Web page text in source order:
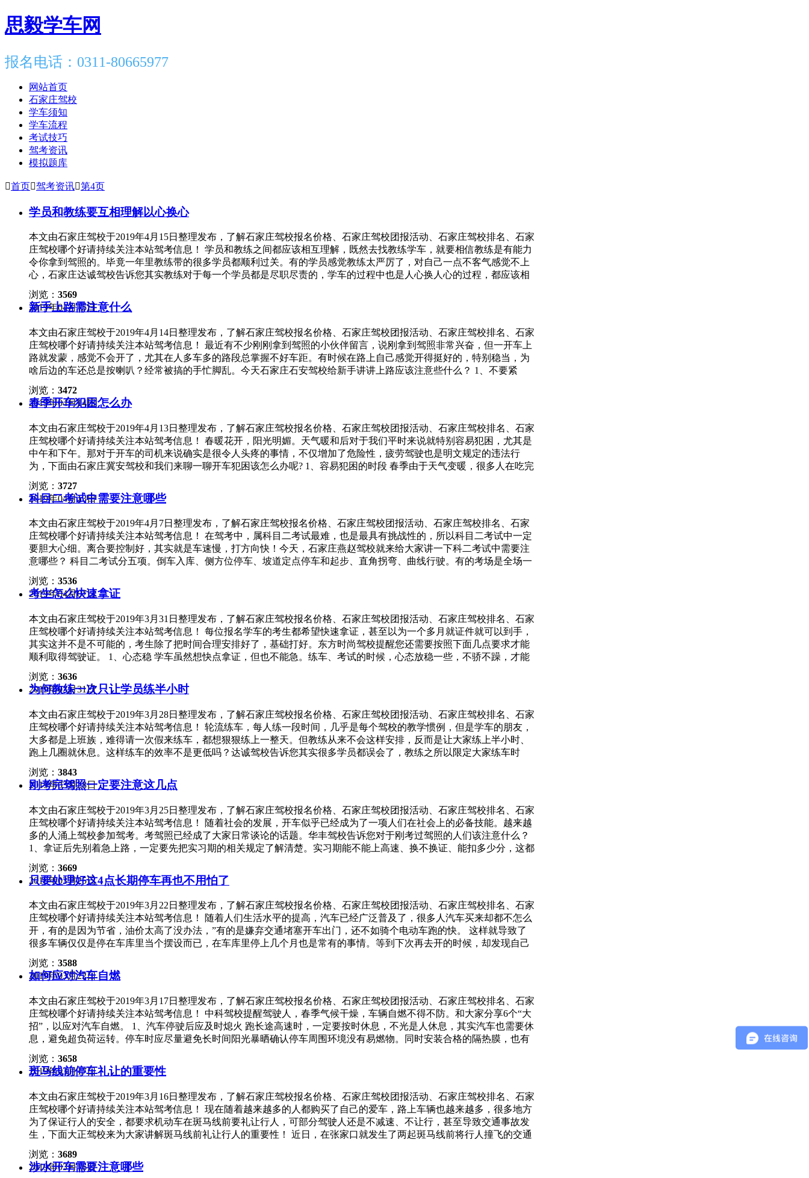
思毅学车网
报名电话：0311-80665977
网站首页
石家庄驾校
学车须知
学车流程
考试技巧
驾考资讯
模拟题库
首页驾考资讯第4页
学员和教练要互相理解以心换心
本文由石家庄驾校于2019年4月15日整理发布，了解石家庄驾校报名价格、石家庄驾校团报活动、石家庄驾校排名、石家
庄驾校哪个好请持续关注本站驾考信息！ 学员和教练之间都应该相互理解，既然去找教练学车，就要相信教练是有能力
令你拿到驾照的。毕竟一年里教练带的很多学员都顺利过关。有的学员感觉教练太严厉了，对自己一点不客气感觉不上
心，石家庄达诚驾校告诉您其实教练对于每一个学员都是尽职尽责的，学车的过程中也是人心换人心的过程，都应该相
互理解。 1：学员用心听讲，教练用心讲解‍ 学员能够用心听教练的讲解，完全按照教练的要求来做，教练当然愿意倾囊
相授。 【反面】自认为会了，自认为没问题，教练说什么也听不进去，教练自然也不白费口舌。 2：学员勤奋练车，教
练勤奋教学 只要教练安排，学员就到训练场勤奋练车，教练在教学的时候，自然也会更加频繁的指导。 【反面】练一次
车，十天半月见不着人，即使教练多加指导，好久以后再来，也都忘得差不多了，教练也是做无用功。 3：学员认真操
作，教练认真指导 在车上练习的时候，学员认真完成每一个操作，不管做得好不好，教练都会紧盯学员手脚，指出每一
个不足之处。 【反面】车上操作很随意，想起什么做什么，忘了、漏了、错了，自己都不在乎——这样教练能帮上什么
忙？并且因为这种随意的态度，教练大部分精力都得放在行车安全上。 人心都是相互的，学员与教练也是相互的双方齐
心协力，才能通过驾考。学员不在意，教练再怎么用心也是徒劳。希望每一位学员，都能认真学车，教练教学才能更愿
意。
浏览： 3569
2019年04月15日
新手上路需注意什么
本文由石家庄驾校于2019年4月14日整理发布，了解石家庄驾校报名价格、石家庄驾校团报活动、石家庄驾校排名、石家
庄驾校哪个好请持续关注本站驾考信息！ 最近有不少刚刚拿到驾照的小伙伴留言，说刚拿到驾照非常兴奋，但一开车上
路就发蒙，感觉不会开了，尤其在人多车多的路段总掌握不好车距。有时候在路上自己感觉开得挺好的，特别稳当，为
啥后边的车还总是按喇叭？经常被搞的手忙脚乱。今天石家庄石安驾校给新手讲讲上路应该注意些什么？ 1、不要紧
张。新手上路时，往往会出现车速慢、熄火等问题，这时候往往会听到后面的车催促的鸣笛声。那么这时候你要注意
了，千万不要紧张，紧张只会让事情变得更加糟糕。 2、使用车灯。学会在各种情况下使用各种灯。比如转向灯不止是
在拐弯时使用，变道时也要打转向灯，让前车后车知道你的意图。 3、使用喇叭。使用喇叭可以达到提醒的效果。比如
超车时提醒前车你要超车了，不要随意变道，或者提醒行人 注意车辆。 4、保持车距。要有前车随时可能刹车的心理准
备，也要有侧面车辆随意可能变道的准备。时刻提醒自己，要小心驾驶，不可鲁莽。 5、夜间行车。夜间行车时，在灯
光较好的路段使用远光灯，在灯光较差的路段使用近光灯。这里需要说明的是，由于远光灯会对迎面行驶的车辆造成影
响，因此当对面有车行来时，务必切换近光灯。当对面车辆打着远光灯时，我们应该切换近光远光灯来提醒对方切换为
近光灯。 6、巧用后视镜。行车时多观察后视镜，了解后方车辆是否有超车意图等情况，避免在不知情变道时导致交通
事故。 7、注意视野盲区。驾驶过程中有很多情况下会遇到视野盲区，需要特备注意。比如低坡上高坡时，高坡上的情
况是观察不到的；比如拐弯方向有遮挡物时，拐弯方向处的视线也是很有限的；比如前方侧方有大车时，大车另一面的
浏览： 3472
2019年04月14日
春季开车犯困怎么办
本文由石家庄驾校于2019年4月13日整理发布，了解石家庄驾校报名价格、石家庄驾校团报活动、石家庄驾校排名、石家
庄驾校哪个好请持续关注本站驾考信息！ 春暖花开，阳光明媚。天气暖和后对于我们平时来说就特别容易犯困，尤其是
中午和下午。那对于开车的司机来说确实是很令人头疼的事情，不仅增加了危险性，疲劳驾驶也是明文规定的违法行
为，下面由石家庄冀安驾校和我们来聊一聊开车犯困该怎么办呢? 1、容易犯困的时段 春季由于天气变暖，很多人在吃完
午饭后就会开始打瞌睡，尤其是在下午1点至3点这段时间司机朋友们开车时比较枯燥，被太阳晒的时间比较长，更容易
出现犯困情况。 2、防止犯困的常规方法 喝红牛、咖啡等可以提神的饮料。说到防止犯困，可能大部分人首先想到的就
是喝咖啡、红牛等可以提神的饮料。咖啡里含有咖啡因，能够兴奋神经、祛除疲劳；而红牛中除了含有咖啡因，还有维
生素B，也可以起到提神醒脑的作用。 3、合理安排休息时间 防止白天犯困的最有效的办法就是合理安排休息时间。如
果知道第二天需要开车出行，那么前一晚就可以早些休息，睡眠充足后第二天就不至于犯困了。在开车过程中如果实在
困得睁不开眼，建议大家可以把车开到安全的地方，小睡一会儿再出发。在城市道路上驾驶，可以就近找一个有人看守
的停车场休息，这样既可以休息也可以保证财产安全，如果在高速路开车的朋友可以选择把车停在最近的服务区内休
息。 不过咖啡不能空腹，否则会加重心脏负担，引起身体的不适，适得其反。很多老司机夜间开车前会先喝一大杯新沏
的浓茶，并且在开车的过程中也时不时喝上几口茶来提神。建议大家如果想喝茶防止犯困的话，一定要喝新沏的浓茶。
4、冰敷/凉水洗脸 冰敷或用凉水洗脸可以有效的防止犯困，也是人们经常使用的方法之一。在开车前准备一瓶冰冻的矿
效果。
浏览： 3727
2019年04月13日
科目二考试中需要注意哪些
本文由石家庄驾校于2019年4月7日整理发布，了解石家庄驾校报名价格、石家庄驾校团报活动、石家庄驾校排名、石家
庄驾校哪个好请持续关注本站驾考信息！ 在驾考中，属科目二考试最难，也是最具有挑战性的，所以科目二考试中一定
要胆大心细。离合要控制好，其实就是车速慢，打方向快！今天，石家庄燕赵驾校就来给大家讲一下科二考试中需要注
意哪些？ 科目二考试分五项。倒车入库、侧方位停车、坡道定点停车和起步、直角拐弯、曲线行驶。有的考场是全场一
辆车考完，有的考场是分倒桩一辆车，跑路一辆车。但是都没有问题。 1、首先是难点：倒车入库。上车后一定要记住
三调：调座椅、寄安全带、调反光镜。这三点是非常重要的。上车时要记得调整车身与左线边距一米半的距离。可稍微
大点但是不可以小。 2、坡道定点停车和起步。一定要找好边距。看小反光镜距离地面线1指宽便可。停车时，小反光镜
基本与杆平行。起步切记要慢，离合半联动，稳住左脚，轻抬右脚。 3、侧方位停车。汽车开往考试点时注意车与线的
边距。保持在半米以内。看准点打方向，先右打死——回正——再右打死。不动方向，挂前进挡直接开出去，但是切记
不可以压道路边缘线，多看小镜子和反光镜。 4、曲线行驶。关键是速度慢，手脚快。记住每一个打方向的点，或者自
己找感觉的开也是可以的。首先是左车头切线——左一圈——左四分之一——车身正后马上回正——右车头切线右一圈
——观看小反光镜——右四分之一圈。稍微调整。顺利通关！！ 5、直角拐弯。直角拐弯时较简单的一项，很少人在这
一项中失分。主要是右边距控制在三十公分，然后快速盯着左车窗的玻璃花，打死方向。便会顺利过关。 注意事项：
1、速度要慢。 2、放平心态。
浏览： 3536
2019年04月07日
考生怎么快速拿证
本文由石家庄驾校于2019年3月31日整理发布，了解石家庄驾校报名价格、石家庄驾校团报活动、石家庄驾校排名、石家
庄驾校哪个好请持续关注本站驾考信息！ 每位报名学车的考生都希望快速拿证，甚至以为一个多月就证件就可以到手，
其实这并不是不可能的，考生除了把时间合理安排好了，基础打好。东方时尚驾校提醒您还需要按照下面几点要求才能
顺利取得驾驶证。 1、心态稳 学车虽然想快点拿证，但也不能急。练车、考试的时候，心态放稳一些，不骄不躁，才能
学得快、练得好、考得顺。 那些一心着急拿证的，练车都毛毛躁躁，考试更怕挂科，心理压力太大，反而影响发挥，导
致挂了一次又一次。 2、基础牢 练车，不要贪图快，不要着急练全程、拿满分，首先要把基础打牢，后面才是“势如破
竹”。 具体来说，科目二把离合练好了，科目三把换挡练熟了，然后再考虑其它的项目，这样才能练得又快又好。 3、勤
交流 有不明白的，甚至不很理解的地方，就问教练；练车等待的时候，也别只顾玩手机，多跟同学交流交流心得体会。
很多时候，都是“自以为”没问题了，不与别人交流，都发现不了自己还有很大漏洞，更不用说请教教练了。 4、细节实
教练反复强调，一些细节天天唠叨，但还是有学员不当回事总认为自己知道，到了考试稍微注意就行了。= 其实这些细
节，才是真正的学车内容、驾驶习惯。只是知道，而没有把习惯培养到身上，肯定经不住考试“电子考官”的审查。
浏览： 3636
2019年03月31日
为何教练一次只让学员练半小时
本文由石家庄驾校于2019年3月28日整理发布，了解石家庄驾校报名价格、石家庄驾校团报活动、石家庄驾校排名、石家
庄驾校哪个好请持续关注本站驾考信息！ 轮流练车，每人练一段时间，几乎是每个驾校的教学惯例，但是学车的朋友，
大多都是上班族，难得请一次假来练车，都想狠狠练上一整天。但教练从来不会这样安排，反而是让大家练上半小时、
跑上几圈就休息。这样练车的效率不是更低吗？达诚驾校告诉您其实很多学员都误会了，教练之所以限定大家练车时
间，主要有一下几个原因： 1、练多不如练精 有些学员学车心切，希望每次可以多练几个项目。虽然好学的心态值得肯
定，但练车是需要循序渐进的。就好比人吃饭，一顿吃的太多了，肯定是会消化不良。 所以，每次来练车最好只专注于
一个项目，等彻底掌握了之后，再进入下一个项目，这样能够保证学员技能扎实。 2、练车越久越低效 很多人都信奉“一
万小时定律”，觉得一件事只要做的够多够久，就能出效果。但在考驾照时，情况反而是恰恰相反的。 有心理研究表
明，人持续集中精力的时间无法超过45分钟。一旦练车时间过长，学员就会感到疲惫，从而产生懈怠，技术动作也不按
标准来做了，学习效率也大打折扣。 在练车时间有限的情况下，如何才能让自己学到更多呢？ 1、做好准备工作 上车练
习前，先在想想今天重点要练的内容，把每一个环节和步骤先在脑子里过一遍。这样可以避免上车后手忙脚乱，练车时
没有条理、没有侧重点等问题。 2、额外补课 考虑到有些学员比较害羞，即便心存疑问，在练车场也不好意思问别人。
遇到这种情况，也可以选择自己上网看学车视频。 3、多观察多思考 轮到别人练车时，学员可以跟在车子边上进行观
摩。置身车外时，有些教练指出的问题，就可以看得更加清晰明了。 另外，练完车后可以找教练或其他学员进行交流，
浏览： 3843
2019年03月28日
刚考完驾照一定要注意这几点
本文由石家庄驾校于2019年3月25日整理发布，了解石家庄驾校报名价格、石家庄驾校团报活动、石家庄驾校排名、石家
庄驾校哪个好请持续关注本站驾考信息！ 随着社会的发展，开车似乎已经成为了一项人们在社会上的必备技能。越来越
多的人涌上驾校参加驾考。考驾照已经成了大家日常谈论的话题。华丰驾校告诉您对于刚考过驾照的人们该注意什么？
1、拿证后先别着急上路，一定要先把实习期的相关规定了解清楚。实习期能不能上高速、换不换证、能扣多少分，这都
是写上白纸黑字的条例，可别刚拿证就被“遣回”。 2、宁等一分钟，不抢一秒钟。当看到绿灯倒数时，是不是心痒？忍
不住就加快车速，想冲过最后几秒。 但危险往往都是在这几秒发生，如果突然在一旁窜出行人或车辆，到时一慌乱来不
及制动，就可能造成惨剧。 3、拿证上路后，一定要保持开车人的素质。懂得礼让路人、不抱怨，这些虽然听起来容
易，但实际上能真正做到的却没几个。 4、学车可以有下不为例，开车却没有。在驾校的时候，一旦犯了错或有危险的
兆头，教练能帮你杜绝危险。 可当独自上路，没有教练在旁踩刹车，一切都要靠自己，所以更要谨慎行驶。你的每一个
动作都可能关连着生命，不仅要对自己生命负责，还要为他人负责。 “道路千万条，安全第一条，行车不规范，亲人两
行泪”。拿证的学员行车时务必注意以上四点。在此，也祝福我们的学员未来驾驶一路平安！
浏览： 3669
2019年03月25日
只要处理好这4点长期停车再也不用怕了
本文由石家庄驾校于2019年3月22日整理发布，了解石家庄驾校报名价格、石家庄驾校团报活动、石家庄驾校排名、石家
庄驾校哪个好请持续关注本站驾考信息！ 随着人们生活水平的提高，汽车已经广泛普及了，很多人汽车买来却都不怎么
开，有的是因为节省，油价太高了没办法，”有的是嫌弃交通堵塞开车出门，还不如骑个电动车跑的快。 这样就导致了
很多车辆仅仅是停在车库里当个摆设而已，在车库里停上几个月也是常有的事情。等到下次再去开的时候，却发现自己
的车比人家天天跑的车还要破旧，上车后还会发现汽车的性能也变差了，甚至连发动机都有些异响，所以说汽车要经常
开，不说天天开，起码也要十天半月开一次，不然越放在那越容易坏。汽车不怕开就怕停，名都驾校告诉您只要处理好
这4点，长期停车再也不用怕了！ 1、车身外观处理 长时间的车辆停放，对于车身外观来说无疑是最为“致命”的，要是停
在车库里还好，最多也就是一些灰尘，但是时间久了灰尘会从各种小地方钻进你的车内，就连座位上都全是灰。其实最
怕的还是停在路边停车位上，风吹日晒雨淋，还会有些树叶鸟粪等各种各样的异物，特别是树叶，一旦时间久了树叶腐
烂就会将颜色渗透到车身的车漆里去，弄得车身全是斑点，这里一块颜色那里一块颜色的，十分的不美观。所以提醒大
家，不得已要长时间停车的话，最好是用车衣，也就是平常大家口中的车罩，将车辆罩住，这样可以有效的防止灰尘等
一些异物弄在车身上，在下次使用时，还是和刚罩上时那样干净，最多也就是一点点灰尘。 2、汽车电瓶 相信大家都知
道电瓶没电了就无法启动车辆，假如你长时间停放车辆的话，电瓶也会没电的，不要以为熄火了电瓶也就停止工作了，
车上还是有很多东西会慢慢的消耗掉电瓶里的电量，比如点烟器。一旦电瓶电量消耗完了，下次使用的时候只有打电话
时再插上，这样就可以有效地避免电瓶没电的问题！ 3、汽车轮胎 长时间的停车对轮胎的损害也是十分大的，毕竟轮胎
都是橡胶做的，时间一久肯定会老化，除此之外轮胎是直接和地面接触的零部件，就算罩上了车罩也避免不了，如此长
时间的停放会导致轮胎变形，存在着很大的安全隐患。所以建议大家在长时间停放前给轮胎充足气，胎压要比平时使用
的高一点，这样便可以减轻轮胎损坏或变形。 4、汽车机油 众所周知，机油的作用就是为了保护车内部零件的氧化，长
油放干，其实这种做法是不对的，一旦失去了机油，汽车内部的零件就会发生氧化，所以建议大家延长保养的周期，下
次使用的时候换一套机油，不然修车的费用可不是一瓶机油能比的。 当然这也离不开平时对车辆的保养，养成一个良好
浏览： 3588
2019年03月22日
如何应对汽车自燃
本文由石家庄驾校于2019年3月17日整理发布，了解石家庄驾校报名价格、石家庄驾校团报活动、石家庄驾校排名、石家
庄驾校哪个好请持续关注本站驾考信息！ 中科驾校提醒驾驶人，春季气候干燥，车辆自燃不得不防。和大家分享6个“大
招”，以应对汽车自燃。 1、汽车停驶后应及时熄火 跑长途高速时，一定要按时休息，不光是人休息，其实汽车也需要休
息，避免超负荷运转。停车时应尽量避免长时间阳光暴晒确认停车周围环境没有易燃物。同时安装合格的隔热膜，也有
助于防止车内温度过高。 2、远离易燃危险品 不要在车内放置易燃物品，如打火机、车载香水等，更不要在车内放汽油
等危险品，同时注意保持发动机的清洁，因为油垢能加速高火线圈导线或火花塞漏电，且在高温情况下很容易挥发汽
油，遇有搭铁等引发的电火花等会引发火灾。 3、做好日常检查 要经常检查车辆电器设备线路以及各种油管是否有隐
患，要勤于保养。长途自驾之前，最好到专业门店进行检查保养。 4、配备有效灭火器 如果行驶过程中发生火灾，首先
尽快报警，并用车内的灭火器做初步灭火。所以，平时一定注意检查灭火器是否超过使用年限。 5、杜绝私自改装汽车
现在改装成了潮流，但我们同时也要认清改装的危害，尤其是加装了用电设备，改变了原来的电路设计，增大了用电负
荷，极有可能引发自燃。 6、警惕车内异味 如果在行驶过程中，闻到车内有胶皮臭味或见到发动机舱盖边隙处和仪表台
附近冒烟，应迅速靠边停车熄火，对汽车进行认真细致的检查，包括边边角角，每一处都不能放过。
浏览： 3658
2019年03月17日
斑马线前停车礼让的重要性
本文由石家庄驾校于2019年3月16日整理发布，了解石家庄驾校报名价格、石家庄驾校团报活动、石家庄驾校排名、石家
庄驾校哪个好请持续关注本站驾考信息！ 现在随着越来越多的人都购买了自己的爱车，路上车辆也越来越多，很多地方
为了保证行人的安全，都要求机动车在斑马线前要礼让行人，可部分驾驶人还是不减速、不让行，甚至导致交通事故发
生，下面大正驾校来为大家讲解斑马线前礼让行人的重要性！ 近日，在张家口就发生了两起斑马线前将行人撞飞的交通
事故，我们一起来看一下。 在张家口市西坝岗路一无交通信号灯路口，一名提红色袋子的女孩在斑马线上行走，一辆白
色越野车在视线非常开阔的情况下，途经斑马线时没有减速让行，径直将车前行走的女孩撞飞，女孩被撞空中旋转360度
后摔倒在马路上，身体多处骨折。 同样，在张家口市西坝岗路另一无交通信号灯路口，一辆摩托车在斑马线上骑行，一
浏览： 3689
2019年03月16日
涉水开车需要注意哪些